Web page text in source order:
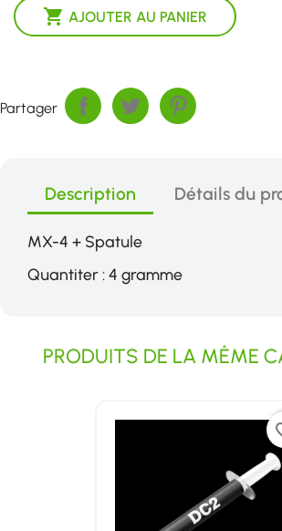
 AJOUTER AU PANIER
Partager
Description Détails du
MX-4 + Spatule
Quantiter : 4 gramme
PRODUITS DE LA MÊME